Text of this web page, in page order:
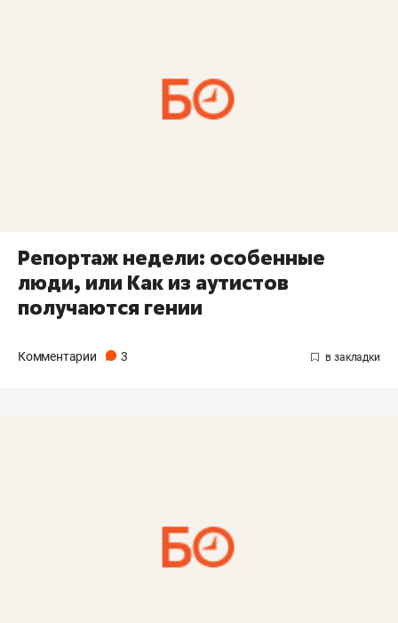
Репортаж недели: особенные
люди, или Как из аутистов
получаются гении
Комментарии 3